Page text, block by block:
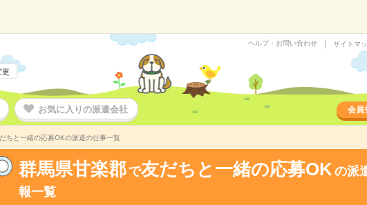
更
ヘルプ・お問い合わせ サイトマ
お気に入りの派遣会社 会員
ちと一緒の応募OKの派遣の仕事一覧
群馬県甘楽郡 で友だちと一緒の応募OKの派
報一覧